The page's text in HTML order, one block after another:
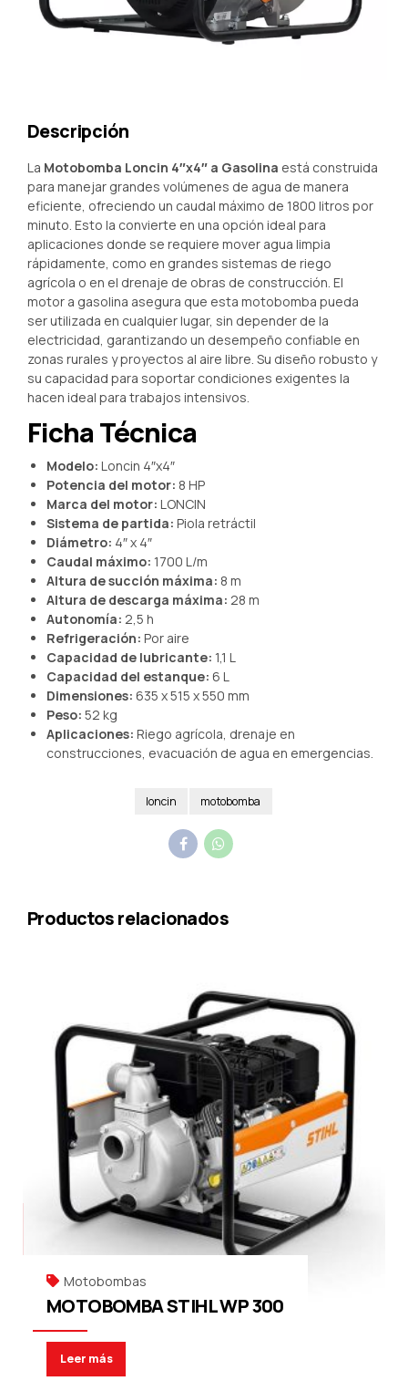
Descripción
La Motobomba Loncin 4″x4″ a Gasolina está construida
para manejar grandes volúmenes de agua de manera
eficiente, ofreciendo un caudal máximo de 1800 litros por
minuto. Esto la convierte en una opción ideal para
aplicaciones donde se requiere mover agua limpia
rápidamente, como en grandes sistemas de riego
agrícola o en el drenaje de obras de construcción. El
motor a gasolina asegura que esta motobomba pueda
ser utilizada en cualquier lugar, sin depender de la
electricidad, garantizando un desempeño confiable en
zonas rurales y proyectos al aire libre. Su diseño robusto y
su capacidad para soportar condiciones exigentes la
hacen ideal para trabajos intensivos.
Ficha Técnica
Modelo: Loncin 4″x4″
Potencia del motor: 8 HP
Marca del motor: LONCIN
Sistema de partida: Piola retráctil
Diámetro: 4″ x 4″
Caudal máximo: 1700 L/m
Altura de succión máxima: 8 m
Altura de descarga máxima: 28 m
Autonomía: 2,5 h
Refrigeración: Por aire
Capacidad de lubricante: 1,1 L
Capacidad del estanque: 6 L
Dimensiones: 635 x 515 x 550 mm
Peso: 52 kg
Aplicaciones: Riego agrícola, drenaje en
construcciones, evacuación de agua en emergencias.
loncin motobomba
Productos relacionados
Motobombas
MOTOBOMBA STIHL WP 300
Leer más